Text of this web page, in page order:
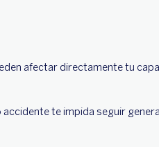
afectar directamente tu
te impida seguir